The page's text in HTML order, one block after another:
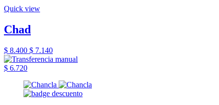
Quick view
Chad
$ 8.400 $ 7.140
$ 6.720